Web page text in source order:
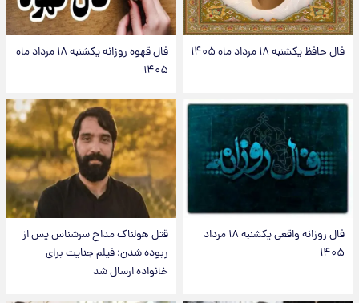
فال حافظ یکشنبه ۱۸ مرداد ماه ۱۴۰۵
فال قهوه روزانه یکشنبه ۱۸ مرداد ماه
۱۴۰۵
فال روزانه واقعی یکشنبه ۱۸ مرداد
۱۴۰۵
قتل هولناک مداح سرشناس پس از
ربوده شدن؛ فیلم جنایت برای
خانواده ارسال شد